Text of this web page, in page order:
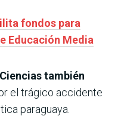
fondos para
Educación Media
también
el trágico accidente
paraguaya.